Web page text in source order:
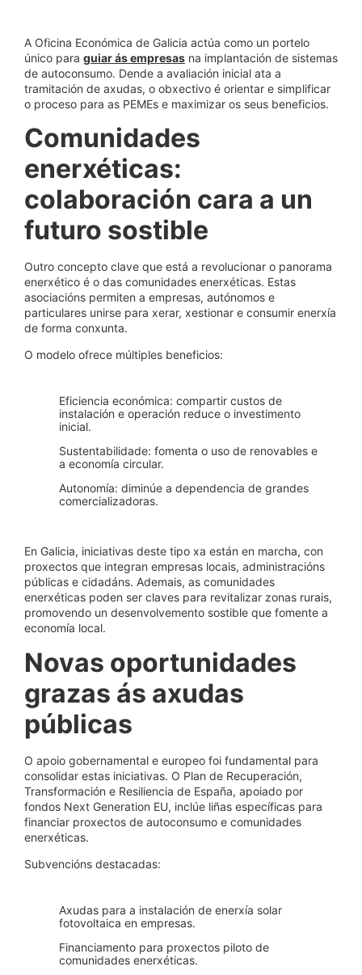
A Oficina Económica de Galicia actúa como un portelo
único para guiar ás empresas na implantación de sistemas
de autoconsumo. Dende a avaliación inicial ata a
tramitación de axudas, o obxectivo é orientar e simplificar
o proceso para as PEMEs e maximizar os seus beneficios.
Comunidades
enerxéticas:
colaboración cara a un
futuro sostible
Outro concepto clave que está a revolucionar o panorama
enerxético é o das comunidades enerxéticas. Estas
asociacións permiten a empresas, autónomos e
particulares unirse para xerar, xestionar e consumir enerxía
de forma conxunta.
O modelo ofrece múltiples beneficios:
Eficiencia económica: compartir custos de
instalación e operación reduce o investimento
inicial.
Sustentabilidade: fomenta o uso de renovables e
a economía circular.
Autonomía: diminúe a dependencia de grandes
comercializadoras.
En Galicia, iniciativas deste tipo xa están en marcha, con
proxectos que integran empresas locais, administracións
públicas e cidadáns. Ademais, as comunidades
enerxéticas poden ser claves para revitalizar zonas rurais,
promovendo un desenvolvemento sostible que fomente a
economía local.
Novas oportunidades
grazas ás axudas
públicas
O apoio gobernamental e europeo foi fundamental para
consolidar estas iniciativas. O Plan de Recuperación,
Transformación e Resiliencia de España, apoiado por
fondos Next Generation EU, inclúe liñas específicas para
financiar proxectos de autoconsumo e comunidades
enerxéticas.
Subvencións destacadas:
Axudas para a instalación de enerxía solar
fotovoltaica en empresas.
Financiamento para proxectos piloto de
comunidades enerxéticas.